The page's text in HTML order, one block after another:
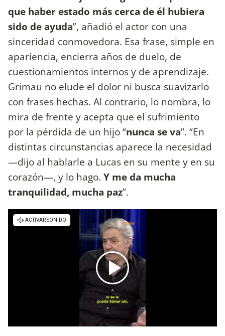
que haber estado más cerca de él hubiera
sido de ayuda”, añadió el actor con una
sinceridad conmovedora. Esa frase, simple en
apariencia, encierra años de duelo, de
cuestionamientos internos y de aprendizaje.
Grimau no elude el dolor ni busca suavizarlo
con frases hechas. Al contrario, lo nombra, lo
mira de frente y acepta que el sufrimiento
por la pérdida de un hijo “nunca se va”. “En
distintas circunstancias aparece la necesidad
—dijo al hablarle a Lucas en su mente y en su
corazón—, y lo hago. Y me da mucha
tranquilidad, mucha paz”.